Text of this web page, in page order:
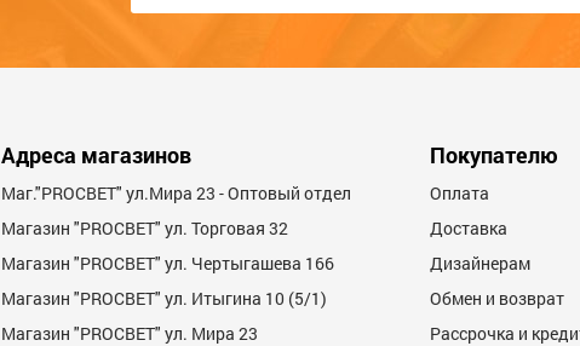
Адреса магазинов
Маг."PROСВЕТ" ул.Мира 23 - Оптовый отдел
Магазин "PROСВЕТ" ул. Торговая 32
Магазин "PROCBET" ул. Чертыгашева 166
Магазин "PROCBET" ул. Итыгина 10 (5/1)
Магазин "PROСВЕТ" ул. Мира 23
Покупателю
Оплата
Доставка
Дизайнерам
Обмен и возврат
Рассрочка и